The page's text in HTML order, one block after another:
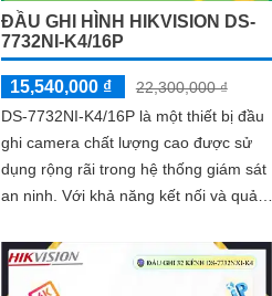
ĐẦU GHI HÌNH HIKVISION DS-
7732NI-K4/16P
15,540,000 ₫
22,300,000 ₫
DS-7732NI-K4/16P là một thiết bị đầu
ghi camera chất lượng cao được sử
dụng rộng rãi trong hệ thống giám sát
an ninh. Với khả năng kết nối và quản
đến hình ảnh sắc nét và chất lượng